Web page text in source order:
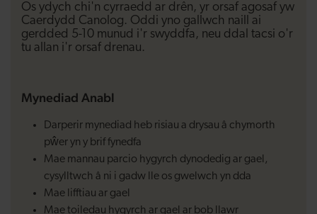
Os ydych chi'n cyrraedd ar drên, yr orsaf agosaf yw
Caerdydd Canolog. Oddi yno gallwch naill ai
gerdded 5-10 munud i'r swyddfa, neu ddal tacsi o'r
tu allan i'r orsaf drenau.
Mynediad Anabl
Darperir mynediad heb risiau a drysau â chymorth
pŵer yn y brif fynedfa
Mae mannau parcio hygyrch dynodedig ar gael,
cysylltwch â ni i gadw lle os gwelwch yn dda
Mae lifftiau ar gael
Mae toiledau hygyrch ar gael ar bob llawr